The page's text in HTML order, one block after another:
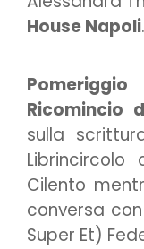
House Napoli.
Ricomincio
sulla
Cilento
conversa
Super Et)